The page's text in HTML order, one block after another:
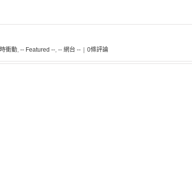
衝動, -- Featured --, -- 網台 -- 0條評論